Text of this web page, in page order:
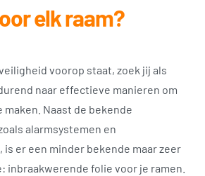
elk raam?
voorop staat, zoek jij als
naar effectieve manieren om
Naast de bekende
alarmsystemen en
is er een minder bekende maar zeer
inbraakwerende folie voor je ramen.